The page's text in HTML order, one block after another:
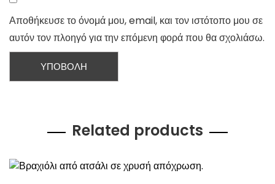
Αποθήκευσε το όνομά μου, email, και τον ιστότοπο μου σε
αυτόν τον πλοηγό για την επόμενη φορά που θα σχολιάσω.
Related products